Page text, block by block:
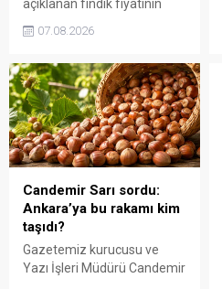
açıklanan fındık fiyatının
karşısında yetersiz kaldığını
emeğinin korunmasını
istedi. Karaibrahim,
sürdürülebilir üretim için
fiyat politikasının yeniden
değerlendirilmesi gerektiğini
söyledi.
07.08.2026
Candemir Sarı sordu:
Ankara’ya bu rakamı kim
taşıdı?
Gazetemiz kurucusu ve
Yazı İşleri Müdürü Candemir